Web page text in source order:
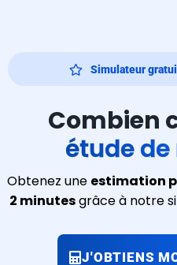
Simulateur
Combien
étude
Obtenez une estimation
2 minutesgrâce à notre
J'OBTIENS